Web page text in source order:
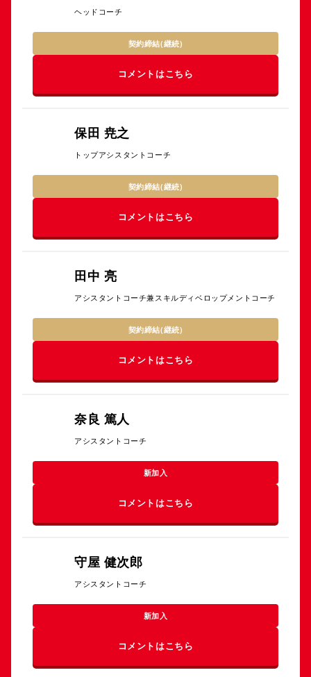
ヘッドコーチ
契約締結(継続)
コメントはこちら
保田 尭之
トップアシスタントコーチ
契約締結(継続)
コメントはこちら
田中 亮
アシスタントコーチ兼スキルディベロップメントコーチ
契約締結(継続)
コメントはこちら
奈良 篤人
アシスタントコーチ
新加入
コメントはこちら
守屋 健次郎
アシスタントコーチ
新加入
コメントはこちら